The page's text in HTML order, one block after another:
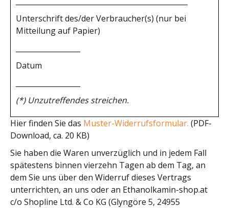
Unterschrift des/der Verbraucher(s) (nur bei
Mitteilung auf Papier)
Datum
(*) Unzutreffendes streichen.
Hier finden Sie das Muster-Widerrufsformular. (PDF-
Download, ca. 20 KB)
Sie haben die Waren unverzüglich und in jedem Fall
spätestens binnen vierzehn Tagen ab dem Tag, an
dem Sie uns über den Widerruf dieses Vertrags
unterrichten, an uns oder an Ethanolkamin-shop.at
c/o Shopline Ltd. & Co KG (Glyngöre 5, 24955